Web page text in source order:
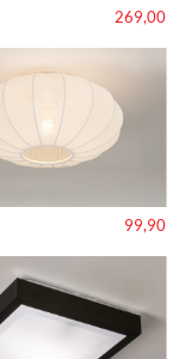
269,00
99,90